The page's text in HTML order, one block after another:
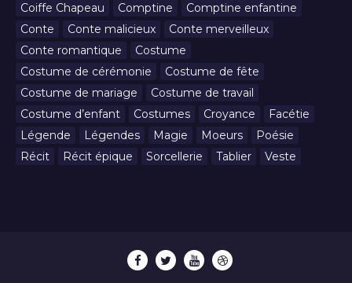
Coiffe Chapeau
Comptine
Comptine enfantine
Conte
Conte malicieux
Conte merveilleux
Conte romantique
Costume
Costume de cérémonie
Costume de fête
Costume de mariage
Costume de travail
Costume d’enfant
Costumes Croyance
Facétie
Légende
Légendes Magie Moeurs
Poésie
Récit
Récit épique Sorcellerie Tablier Veste